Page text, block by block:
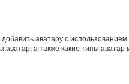
аватару с
а также какие типы